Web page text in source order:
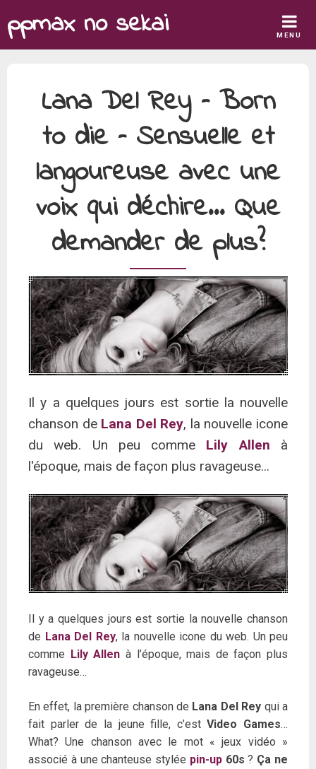
to
content
ppmax no sekai MENU
Lana Del Rey – Born
to die – Sensuelle et
langoureuse avec une
voix qui déchire… Que
demander de plus?
Il y a quelques jours est sortie la nouvelle
chanson de Lana Del Rey, la nouvelle icone
du web. Un peu comme
Lily Allen à
l'époque, mais de façon plus ravageuse...
Il y a quelques jours est sortie la nouvelle chanson
de Lana Del Rey, la nouvelle icone du web. Un peu
comme Lily Allen à l’époque, mais de façon plus
ravageuse…
En effet, la première chanson de Lana Del Rey qui a
fait parler de la jeune fille, c’estVideo Games…
What? Une chanson avec le mot « jeux vidéo »
associé à une chanteuse stylée pin-up60s? Ça ne